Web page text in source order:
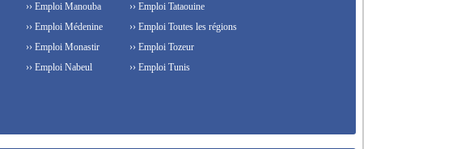
›› Emploi Manouba
›› Emploi Médenine
›› Emploi Monastir
›› Emploi Nabeul
›› Emploi Tataouine
›› Emploi Toutes les régions
›› Emploi Tozeur
›› Emploi Tunis